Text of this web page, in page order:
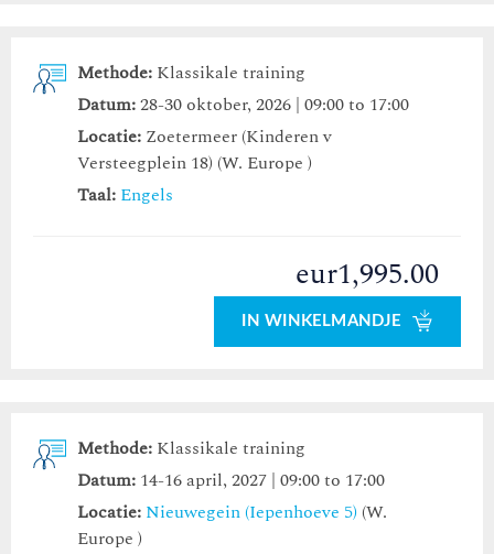
Methode: Klassikale training
Datum:28-30 oktober, 2026 | 09:00 to 17:00
Locatie: Zoetermeer (Kinderen v
Versteegplein 18) (W. Europe )
Taal: Engels
eur1,995.00
IN WINKELMANDJE
Methode: Klassikale training
Datum: 14-16 april, 2027 | 09:00 to 17:00
Locatie: Nieuwegein (Iepenhoeve 5) (W.
Europe )